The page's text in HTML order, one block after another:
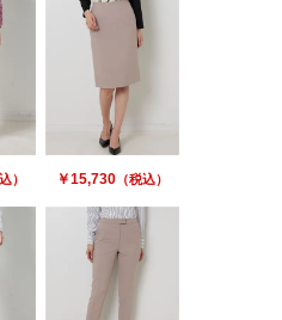
） ￥15,730 （税込）